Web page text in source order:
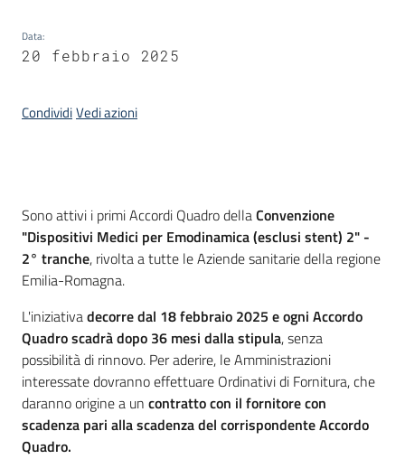
Piattaforme
telematiche
site
su
Data:
20 febbraio 2025
CondividiVedi azioni
Introduzione
Sono attivi i primi Accordi Quadro dellaConvenzione
"Dispositivi Medici per Emodinamica (esclusi stent) 2" -
2° tranche, rivolta a tutte le Aziende sanitarie della regione
Emilia-Romagna.
L'iniziativadecorre dal 18 febbraio 2025 e ogni Accordo
Quadro scadrà dopo 36 mesi dalla stipula, senza
possibilità di rinnovo. Per aderire, le Amministrazioni
interessate dovranno effettuare Ordinativi di Fornitura, che
daranno origine a un contratto con il fornitore con
scadenza pari alla scadenza del corrispondente Accordo
Quadro.